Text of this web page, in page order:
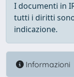
I documenti in
tutti i diritti
indicazione.
Informazioni